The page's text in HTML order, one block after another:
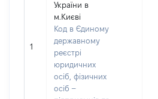
1
України в
м.Києві
Код в Єдиному
державному
реєстрі
юридичних
осіб, фізичних
осіб –